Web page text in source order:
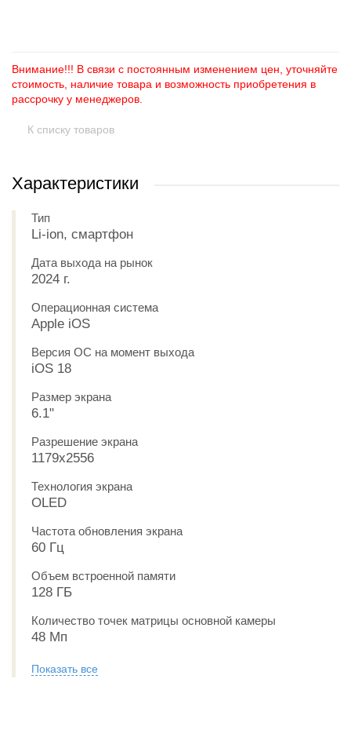
Внимание!!! В связи с постоянным изменением цен, уточняйте
стоимость, наличие товара и возможность приобретения в
рассрочку у менеджеров.
К списку товаров
Характеристики
Тип
Li-ion, смартфон
Дата выхода на рынок
2024 г.
Операционная система
Apple iOS
Версия ОС на момент выхода
iOS 18
Размер экрана
6.1"
Разрешение экрана
1179x2556
Технология экрана
OLED
Частота обновления экрана
60 Гц
Объем встроенной памяти
128 ГБ
Количество точек матрицы основной камеры
48 Мп
Показать все